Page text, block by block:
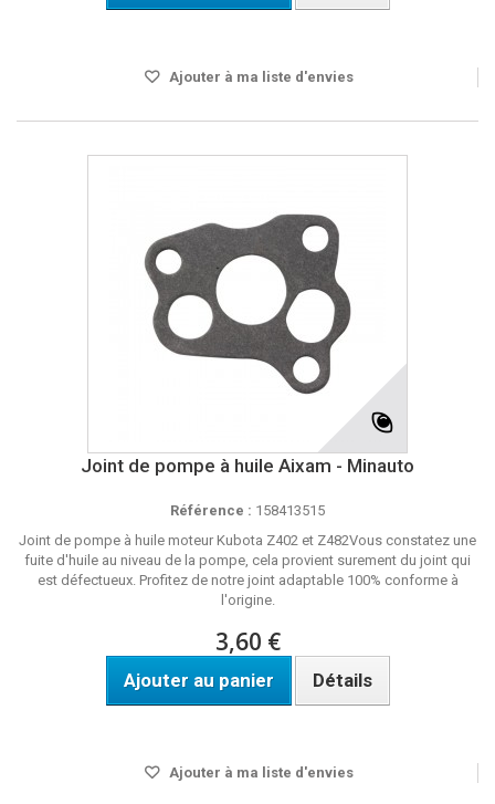
Ajouter à ma liste d'envies
Joint de pompe à huile Aixam - Minauto
Référence : 158413515
Joint de pompe à huile moteur Kubota Z402 et Z482Vous constatez une
fuite d'huile au niveau de la pompe, cela provient surement du joint qui
est défectueux. Profitez de notre joint adaptable 100% conforme à
l'origine.
3,60 €
Ajouter au panier Détails
Ajouter à ma liste d'envies